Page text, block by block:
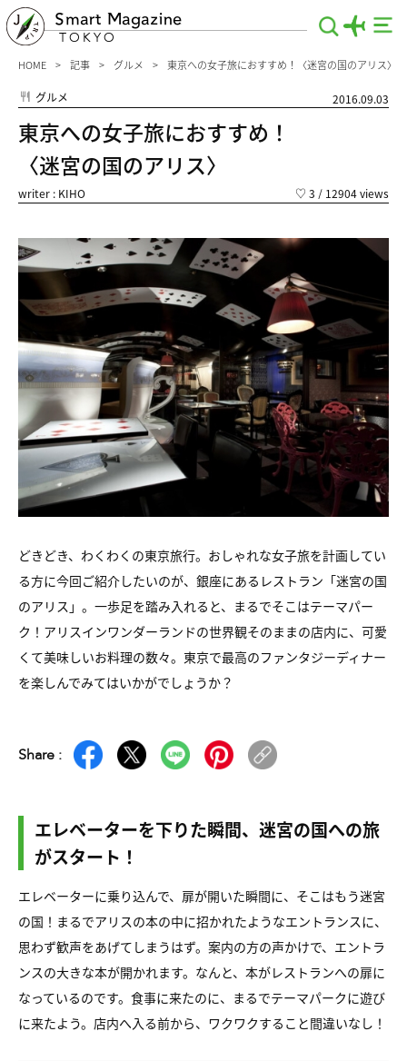
Smart Magazine
TOKYO
HOME 記事 グルメ 東京への女子旅におすすめ！〈迷宮の国のアリス〉
グルメ 2016.09.03
東京への女子旅におすすめ！
〈迷宮の国のアリス〉
writer : KIHO ♡ 3 / 12904 views
どきどき、わくわくの東京旅行。おしゃれな女子旅を計画してい
る方に今回ご紹介したいのが、銀座にあるレストラン「迷宮の国
のアリス」。一歩足を踏み入れると、まるでそこはテーマパー
ク！アリスインワンダーランドの世界観そのままの店内に、可愛
くて美味しいお料理の数々。東京で最高のファンタジーディナー
を楽しんでみてはいかがでしょうか？
Share :
エレベーターを下りた瞬間、迷宮の国への旅
がスタート！
エレベーターに乗り込んで、扉が開いた瞬間に、そこはもう迷宮
の国！まるでアリスの本の中に招かれたようなエントランスに、
思わず歓声をあげてしまうはず。案内の方の声かけで、エントラ
ンスの大きな本が開かれます。なんと、本がレストランへの扉に
なっているのです。食事に来たのに、まるでテーマパークに遊び
に来たよう。店内へ入る前から、ワクワクすること間違いなし！